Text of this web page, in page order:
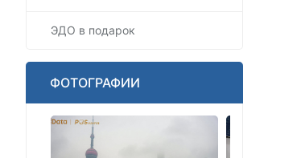
ЭДО в подарок
ФОТОГРАФИИ